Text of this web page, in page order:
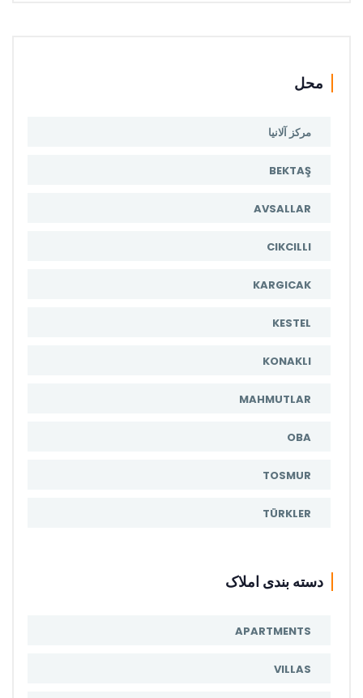
محل
مرکز آلانیا
BEKTAŞ
AVSALLAR
CIKCILLI
KARGICAK
KESTEL
KONAKLI
MAHMUTLAR
OBA
TOSMUR
TÜRKLER
دسته بندی املاک
APARTMENTS
VILLAS